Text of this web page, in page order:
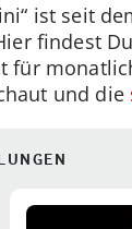
ist seit
findest
für
und die